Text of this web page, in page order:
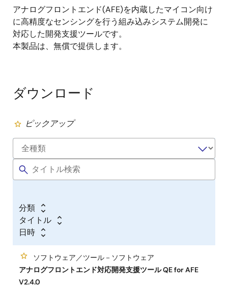
アナログフロントエンド(AFE)を内蔵したマイコン向け
に高精度なセンシングを行う組み込みシステム開発に
対応した開発支援ツールです。
本製品は、無償で提供します。
ダウンロード
ピックアップ
分類
タイトル
日時
ソフトウェア／ツール－ソフトウェア
アナログフロントエンド対応開発支援ツール QE for AFE
V2.4.0